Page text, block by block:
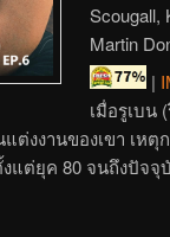
Scougall,
Martin
|
เมื่อรูเบน
ต่งงานของเขา เห
แต่ยุค 80 จนถึงปัจจุ